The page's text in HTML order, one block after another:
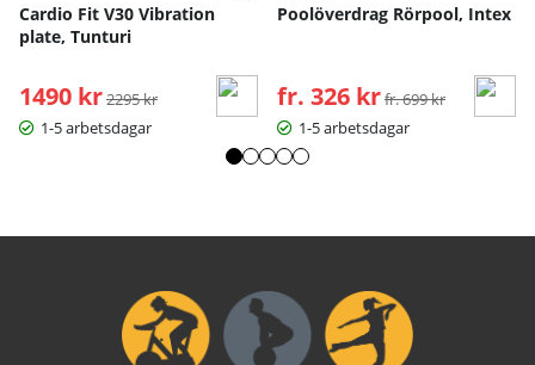
Cardio Fit V30 Vibration
plate, Tunturi
1490 kr Ordinarie pris:
2295 kr
1-5 arbetsdagar
Poolöverdrag Rörpool, Intex
fr. 326 kr Ordinarie pris:
fr. 699 kr
1-5 arbetsdagar